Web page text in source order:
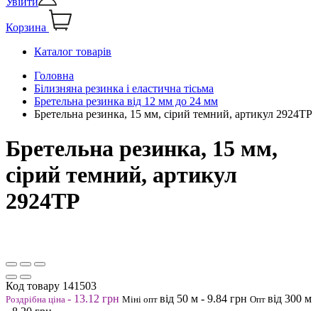
Корзина
Каталог товарів
Головна
Білизняна резинка і еластична тісьма
Бретельна резинка від 12 мм до 24 мм
Бретельна резинка, 15 мм, сірий темний, артикул 2924ТР
Бретельна резинка, 15 мм,
сірий темний, артикул
2924ТР
Код товару 141503
Роздрібна ціна - 13.12 грн Міні опт від 50 м - 9.84 грн Опт від 300 м